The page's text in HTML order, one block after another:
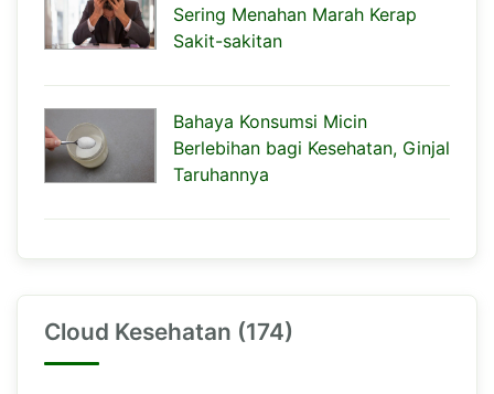
Sering Menahan Marah Kerap
Sakit-sakitan
Bahaya Konsumsi Micin
Berlebihan bagi Kesehatan, Ginjal
Taruhannya
Cloud Kesehatan (174)